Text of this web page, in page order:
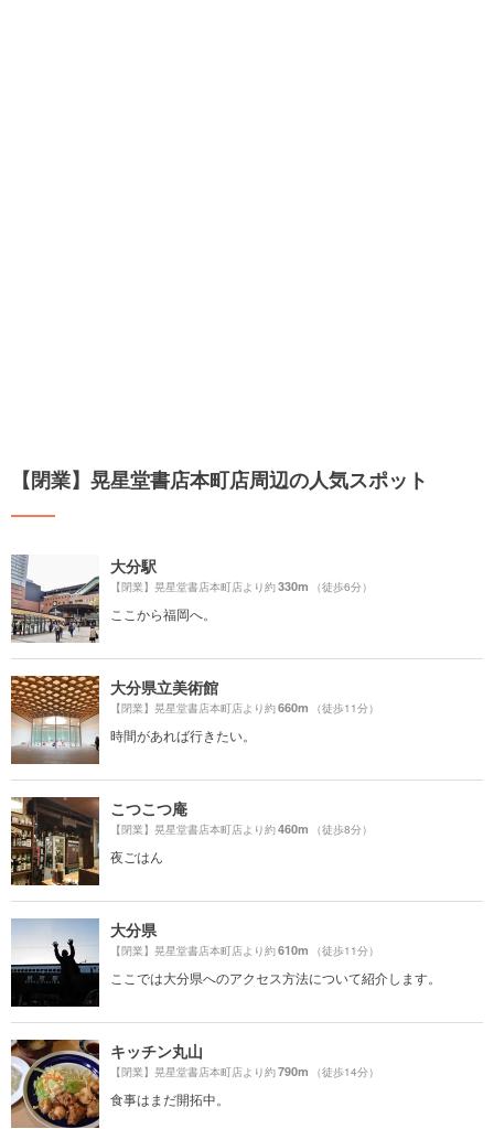
【閉業】晃星堂書店本町店周辺の人気スポット
大分駅
【閉業】晃星堂書店本町店より約330m （徒歩6分）
ここから福岡へ。
大分県立美術館
【閉業】晃星堂書店本町店より約660m （徒歩11分）
時間があれば行きたい。
こつこつ庵
【閉業】晃星堂書店本町店より約460m （徒歩8分）
夜ごはん
大分県
【閉業】晃星堂書店本町店より約610m （徒歩11分）
ここでは大分県へのアクセス方法について紹介します。
キッチン丸山
【閉業】晃星堂書店本町店より約790m （徒歩14分）
食事はまだ開拓中。